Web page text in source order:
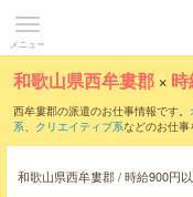
メニュー
和歌山県西牟婁郡 ×
西牟婁郡の派遣のお仕事情報です。
系、 クリエイティブ系などのお仕事
時給1050円以上・1800円以上の求
当サイトでは法令を遵守し、最低
和歌山県西牟婁郡 / 時給900円